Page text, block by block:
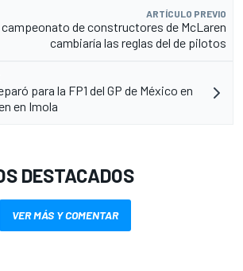
ARTÍCULO PREVIO
campeonato de constructores de McLaren
cambiaría las reglas del de pilotos
para la FP1 del GP de México en
en Imola
DESTACADOS
VER MÁS Y COMENTAR